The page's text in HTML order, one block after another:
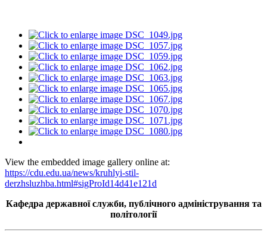
View the embedded image gallery online at:
https://cdu.edu.ua/news/kruhlyi-stil-
derzhsluzhba.html#sigProId14d41e121d
Кафедра державної служби, публічного адміністрування та
політології